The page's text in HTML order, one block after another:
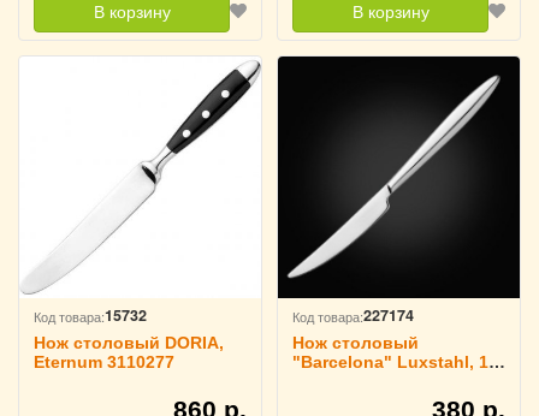
В корзину В корзину
Код товара:15732
Нож столовый DORIA,
Eternum 3110277
860 р.
Код товара:227174
Нож столовый
"Barcelona" Luxstahl, 1
380 р.